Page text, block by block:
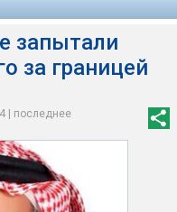
запытали
за границей
| последнее